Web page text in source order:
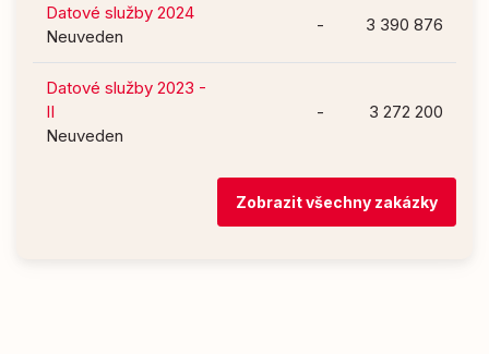
Datové služby 2024
Neuveden
- 3 390 876
Datové služby 2023 -
II
Neuveden
- 3 272 200
Zobrazit všechny zakázky